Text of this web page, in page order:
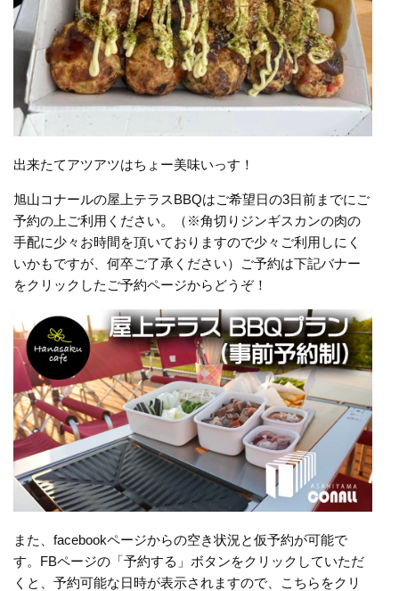
出来たてアツアツはちょー美味いっす！
旭山コナールの屋上テラスBBQはご希望日の3日前までにご
予約の上ご利用ください。（※角切りジンギスカンの肉の
手配に少々お時間を頂いておりますので少々ご利用しにく
いかもですが、何卒ご了承ください）ご予約は下記バナー
をクリックしたご予約ページからどうぞ！
また、facebookページからの空き状況と仮予約が可能で
す。FBページの「予約する」ボタンをクリックしていただ
くと、予約可能な日時が表示されますので、こちらをクリ